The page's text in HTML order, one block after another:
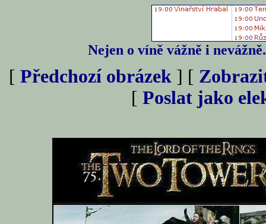
Nejen o víně vážně i
[ Předchozí obrázek ] [
[ Poslat jako